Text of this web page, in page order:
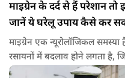
माइग्रेन के दर्द से हैं परेशान
जानें ये घरेलू उपाय कैसे कर
माइग्रेन एक न्यूरोलॉजिकल
रसायनों में बदलाव होने लगता है,
बार ये दर्द 4 घंटे से लेकर 72 घंटे